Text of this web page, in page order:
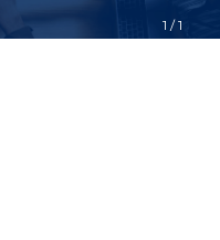
1 / 1